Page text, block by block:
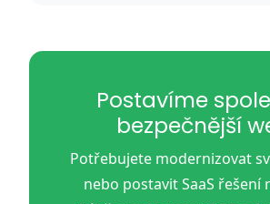
Postavíme
bezpečnější
Potřebujete modernizovat
nebo postavit SaaS řešení